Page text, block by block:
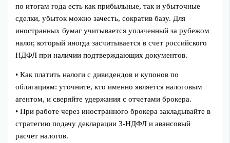
по итогам года есть как прибыльные, так и убыточные
сделки, убыток можно зачесть, сократив базу. Для
иностранных бумаг учитывается уплаченный за рубежом
налог, который иногда засчитывается в счет российского
НДФЛ при наличии подтверждающих документов.
• Как платить налоги с дивидендов и купонов по
облигациям: уточните, кто именно является налоговым
агентом, и сверяйте удержания с отчетами брокера.
• При работе через иностранного брокера закладывайте в
стратегию подачу декларации 3‑НДФЛ и авансовый
расчет налогов.